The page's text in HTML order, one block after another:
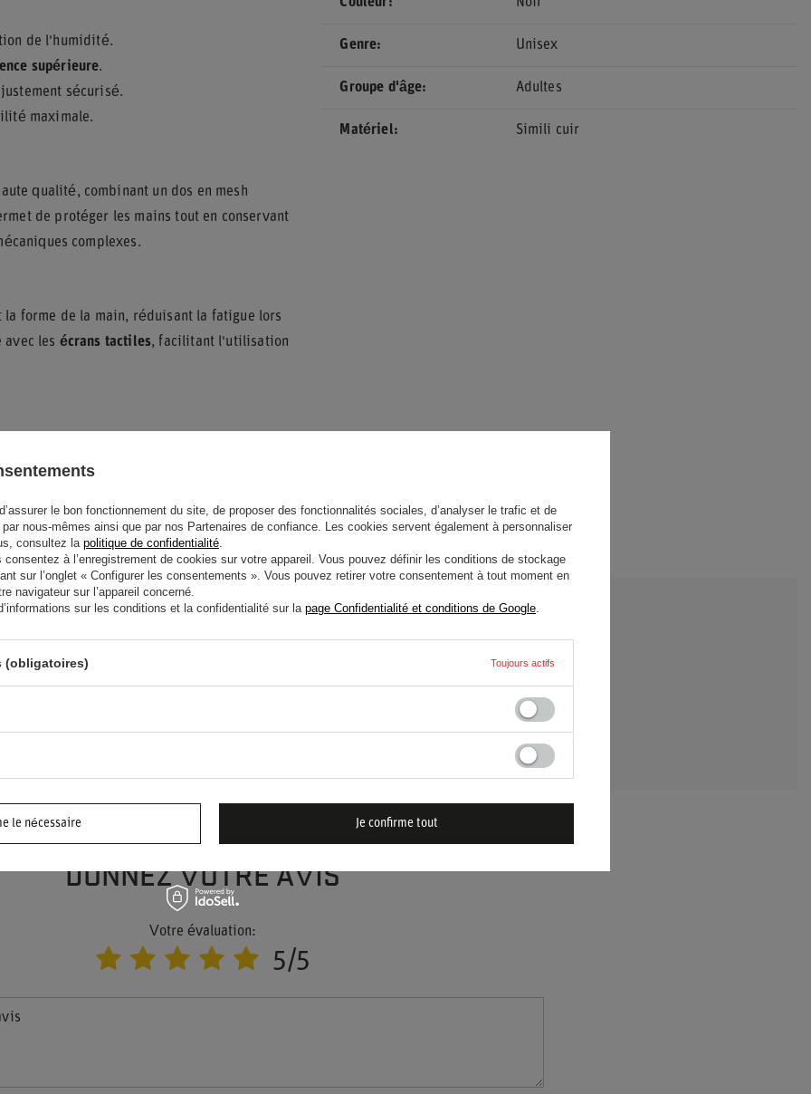
de l'humidité.
supérieure.
sécurisé.
maximale.
qualité, combinant un dos en mesh
de protéger les mains tout en conservant
complexes.
forme de la main, réduisant la fatigue lors
les écrans tactiles, facilitant l'utilisation
logo blanc distinctif sur le dos de la main
détails texturés gris foncé qui renforcent
à l'atelier.
Genre Unisex
Groupe d'âge Adultes
Matériel Simili cuir
? AVEZ-VOUS DES
?
intéressantes seront publiées pour que d'autres
POSEZ UNE QUESTION
DONNEZ VOTRE AVIS
Votre évaluation:
5/5
le bon fonctionnement du site, de proposer des fonctionnalités sociales, d’analyser le trafic et de
nous-mêmes ainsi que par nos Partenaires de confiance. Les cookies servent également à personnaliser
consultez lapolitique de confidentialité.
à l’enregistrement de cookies sur votre appareil. Vous pouvez définir les conditions de stockage
sur l’onglet « Configurer les consentements ». Vous pouvez retirer votre consentement à tout moment en
navigateur sur l’appareil concerné.
sur les conditions et la confidentialité sur la page Confidentialité et conditions de Google.
(obligatoires) Toujours actifs
le nécessaire Je confirme tout